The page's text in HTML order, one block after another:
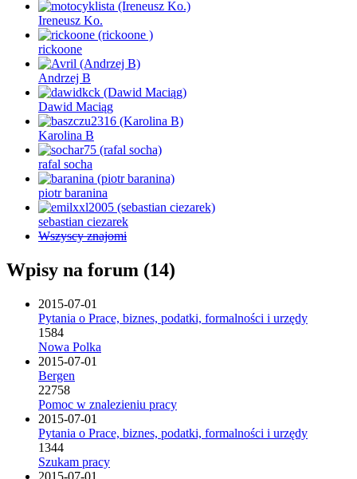
Ireneusz Ko.
rickoone
Andrzej B
Dawid Maciąg
Karolina B
rafal socha
piotr baranina
sebastian ciezarek
Wszyscy znajomi
Wpisy na forum (14)
2015-07-01
Pytania o Prace, biznes, podatki, formalności i urzędy
1584
Nowa Polka
2015-07-01
Bergen
22758
Pomoc w znalezieniu pracy
2015-07-01
Pytania o Prace, biznes, podatki, formalności i urzędy
1344
Szukam pracy